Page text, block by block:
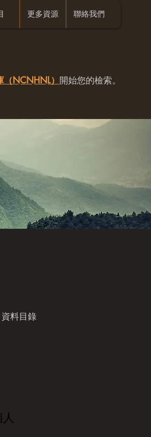
更多資源 聯絡我們
NCNHNL） 開始您的檢索。
資料目錄